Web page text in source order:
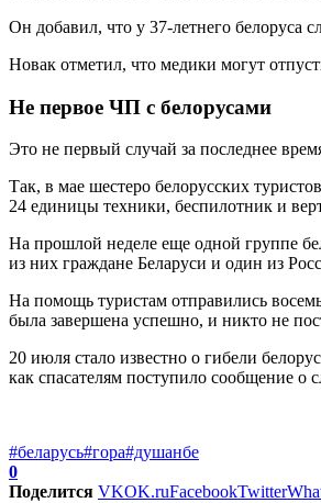
Он добавил, что у 37-летнего белоруса
Новак отметил, что медики могут
Не первое ЧП с белорусами
Это не первый случай за последнее
Так, в мае шестеро белорусских
24 единицы техники, беспилотник и
На прошлой неделе еще одной группе
из них граждане Беларуси и один из
На помощь туристам отправились
была завершена успешно, и никто не
20 июля стало известно о гибели
как спасателям поступило сообщение о
#беларусь#гора#душанбе
0
Поделится VKOK.ruFacebookTwitter